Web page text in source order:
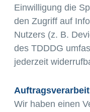
Einwilligung die
den Zugriff auf
Nutzers (z. B.
des TDDDG
jederzeit
Wir haben einen